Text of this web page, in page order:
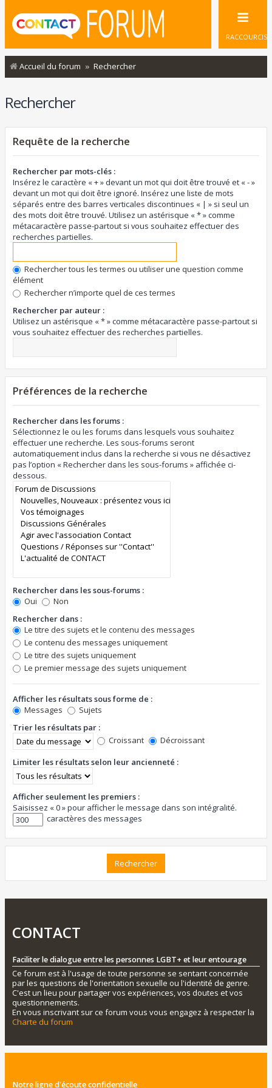
RACCOURCIS
Accueil du forum Rechercher
Rechercher
Requête de la recherche
Rechercher par mots-clés :
Insérez le caractère « + » devant un mot qui doit être trouvé et « - »
devant un mot qui doit être ignoré. Insérez une liste de mots
séparés entre des barres verticales discontinues « | » si seul un
des mots doit être trouvé. Utilisez un astérisque « * » comme
métacaractère passe-partout si vous souhaitez effectuer des
recherches partielles.
Rechercher tous les termes ou utiliser une question comme
élément
Rechercher n’importe quel de ces termes
Rechercher par auteur :
Utilisez un astérisque « * » comme métacaractère passe-partout si
vous souhaitez effectuer des recherches partielles.
Préférences de la recherche
Rechercher dans les forums :
Sélectionnez le ou les forums dans lesquels vous souhaitez
effectuer une recherche. Les sous-forums seront
automatiquement inclus dans la recherche si vous ne désactivez
pas l’option « Rechercher dans les sous-forums » affichée ci-
dessous.
Rechercher dans les sous-forums :
Oui
Non
Rechercher dans :
Le titre des sujets et le contenu des messages
Le contenu des messages uniquement
Le titre des sujets uniquement
Le premier message des sujets uniquement
Afficher les résultats sous forme de :
Messages
Sujets
Trier les résultats par :
Croissant
Décroissant
Limiter les résultats selon leur ancienneté :
Afficher seulement les premiers :
Saisissez « 0 » pour afficher le message dans son intégralité.
caractères des messages
CONTACT
Faciliter le dialogue entre les personnes LGBT+ et leur entourage
Ce forum est à l'usage de toute personne se sentant concernée
par les questions de l'orientation sexuelle ou l'identité de genre.
C'est un lieu pour partager vos expériences, vos doutes et vos
questionnements.
En vous inscrivant sur ce forum vous vous engagez à respecter la
Charte du forum
Notre ligne d'écoute confidentielle